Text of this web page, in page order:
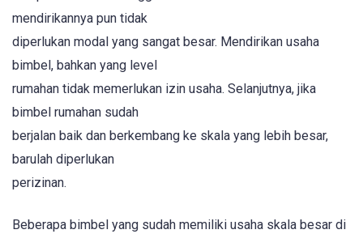
mendirikannya pun tidak
diperlukan modal yang sangat besar. Mendirikan usaha
bimbel, bahkan yang level
rumahan tidak memerlukan izin usaha. Selanjutnya, jika
bimbel rumahan sudah
berjalan baik dan berkembang ke skala yang lebih besar,
barulah diperlukan
perizinan.
Beberapa bimbel yang sudah memiliki usaha skala besar di